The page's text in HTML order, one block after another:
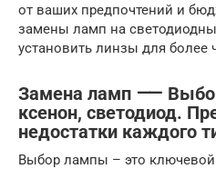
от ваших предпочтений и
замены ламп на
установить линзы для более
Замена ламп ⸺
ксенон, светодиод.
недостатки каждого
Выбор лампы – это